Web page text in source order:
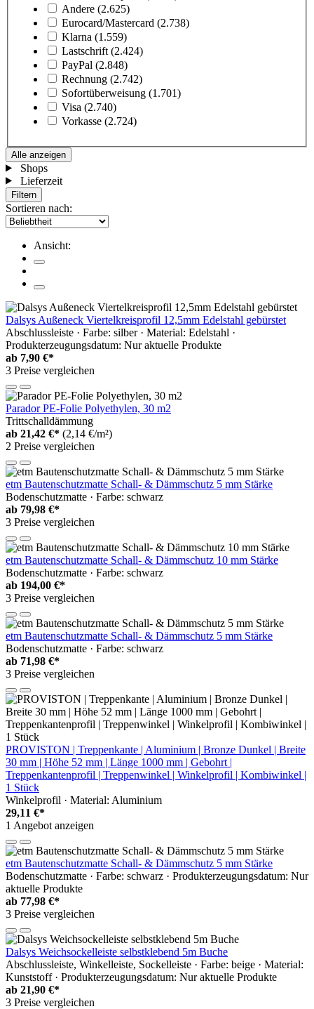
Andere (2.625)
Eurocard/Mastercard (2.738)
Klarna (1.559)
Lastschrift (2.424)
PayPal (2.848)
Rechnung (2.742)
Sofortüberweisung (1.701)
Visa (2.740)
Vorkasse (2.724)
Alle anzeigen
Shops
Lieferzeit
Filtern
Sortieren nach:
Ansicht:
Dalsys Außeneck Viertelkreisprofil 12,5mm Edelstahl gebürstet
Abschlussleiste · Farbe: silber · Material: Edelstahl ·
Produkterzeugungsdatum: Nur aktuelle Produkte
ab 7,90 €*
3 Preise vergleichen
Parador PE-Folie Polyethylen, 30 m2
Trittschalldämmung
ab 21,42 €* (2,14 €/m²)
2 Preise vergleichen
etm Bautenschutzmatte Schall- & Dämmschutz 5 mm Stärke
Bodenschutzmatte · Farbe: schwarz
ab 79,98 €*
3 Preise vergleichen
etm Bautenschutzmatte Schall- & Dämmschutz 10 mm Stärke
Bodenschutzmatte · Farbe: schwarz
ab 194,00 €*
3 Preise vergleichen
etm Bautenschutzmatte Schall- & Dämmschutz 5 mm Stärke
Bodenschutzmatte · Farbe: schwarz
ab 71,98 €*
3 Preise vergleichen
PROVISTON | Treppenkante | Aluminium | Bronze Dunkel | Breite
30 mm | Höhe 52 mm | Länge 1000 mm | Gebohrt |
Treppenkantenprofil | Treppenwinkel | Winkelprofil | Kombiwinkel |
1 Stück
Winkelprofil · Material: Aluminium
29,11 €*
1 Angebot anzeigen
etm Bautenschutzmatte Schall- & Dämmschutz 5 mm Stärke
Bodenschutzmatte · Farbe: schwarz · Produkterzeugungsdatum: Nur
aktuelle Produkte
ab 77,98 €*
3 Preise vergleichen
Dalsys Weichsockelleiste selbstklebend 5m Buche
Abschlussleiste, Winkelleiste, Sockelleiste · Farbe: beige · Material:
Kunststoff · Produkterzeugungsdatum: Nur aktuelle Produkte
ab 21,90 €*
3 Preise vergleichen